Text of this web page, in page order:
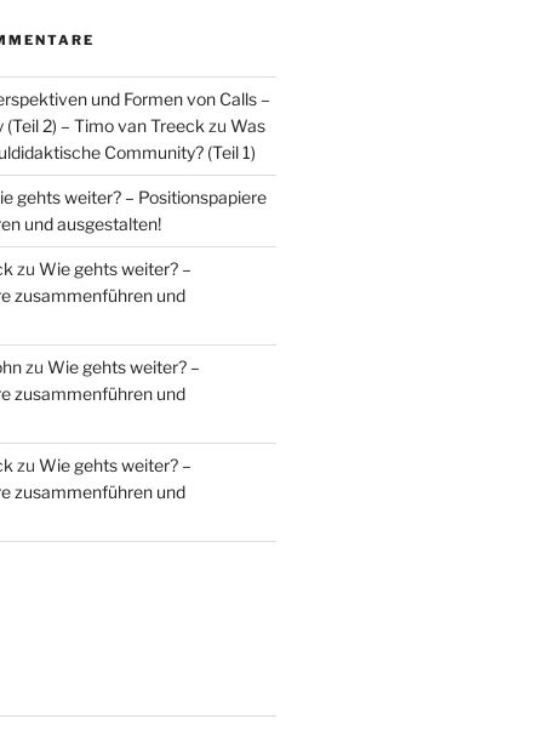
und Formen von Calls –
2) – Timo van Treeck zu Was
Community? (Teil 1)
gehts weiter? – Positionspapiere
und ausgestalten!
zu Wie gehts weiter? –
zusammenführen und
zu Wie gehts weiter? –
zusammenführen und
zu Wie gehts weiter? –
zusammenführen und